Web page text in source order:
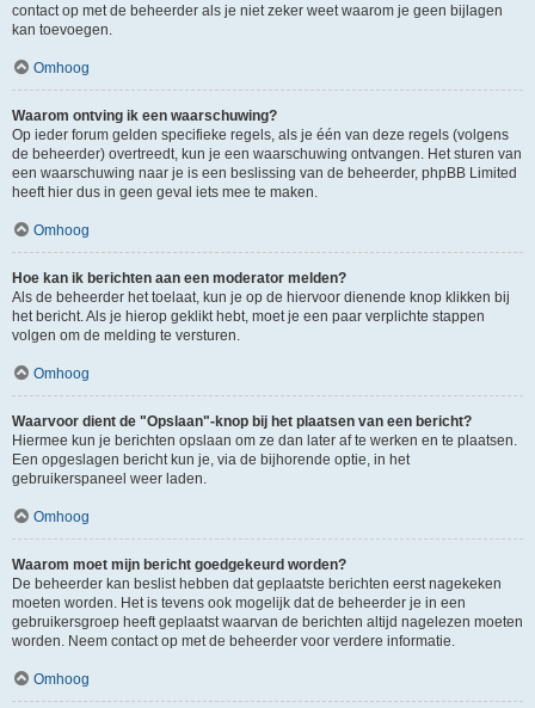
contact op met de beheerder als je niet zeker weet waarom je geen bijlagen
kan toevoegen.
Omhoog
Waarom ontving ik een waarschuwing?
Op ieder forum gelden specifieke regels, als je één van deze regels (volgens
de beheerder) overtreedt, kun je een waarschuwing ontvangen. Het sturen van
een waarschuwing naar je is een beslissing van de beheerder, phpBB Limited
heeft hier dus in geen geval iets mee te maken.
Omhoog
Hoe kan ik berichten aan een moderator melden?
Als de beheerder het toelaat, kun je op de hiervoor dienende knop klikken bij
het bericht. Als je hierop geklikt hebt, moet je een paar verplichte stappen
volgen om de melding te versturen.
Omhoog
Waarvoor dient de "Opslaan"-knop bij het plaatsen van een bericht?
Hiermee kun je berichten opslaan om ze dan later af te werken en te plaatsen.
Een opgeslagen bericht kun je, via de bijhorende optie, in het
gebruikerspaneel weer laden.
Omhoog
Waarom moet mijn bericht goedgekeurd worden?
De beheerder kan beslist hebben dat geplaatste berichten eerst nagekeken
moeten worden. Het is tevens ook mogelijk dat de beheerder je in een
gebruikersgroep heeft geplaatst waarvan de berichten altijd nagelezen moeten
worden. Neem contact op met de beheerder voor verdere informatie.
Omhoog